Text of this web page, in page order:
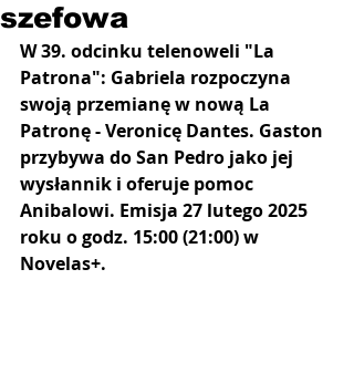
szefowa
W 39. odcinku telenoweli "La
Patrona": Gabriela rozpoczyna
swoją przemianę w nową La
Patronę - Veronicę Dantes. Gaston
przybywa do San Pedro jako jej
wysłannik i oferuje pomoc
Anibalowi. Emisja 27 lutego 2025
roku o godz. 15:00 (21:00) w
Novelas+.